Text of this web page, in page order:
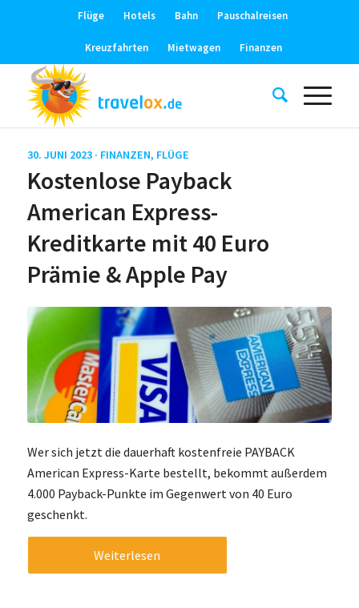
Flüge Hotels Bahn Pauschalreisen
Kreuzfahrten Mietwagen Finanzen
30. JUNI 2023 · FINANZEN, FLÜGE
Kostenlose Payback
American Express-
Kreditkarte mit 40 Euro
Prämie & Apple Pay
Wer sich jetzt die dauerhaft kostenfreie PAYBACK
American Express-Karte bestellt, bekommt außerdem
4.000 Payback-Punkte im Gegenwert von 40 Euro
geschenkt.
Weiterlesen